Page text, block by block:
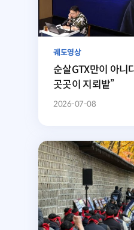
궤도영상
순살GTX만이 아니
곳곳이 지뢰밭”
2026-07-08